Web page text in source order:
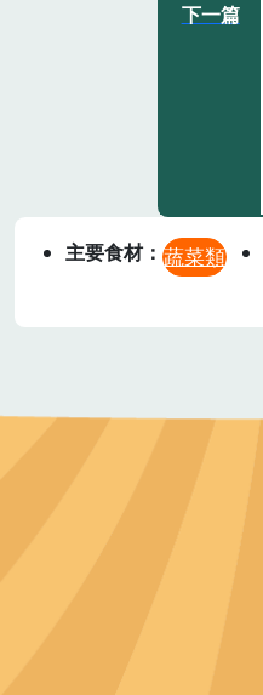
下一篇
主要食材 蔬菜類